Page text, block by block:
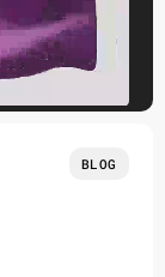
BLOG